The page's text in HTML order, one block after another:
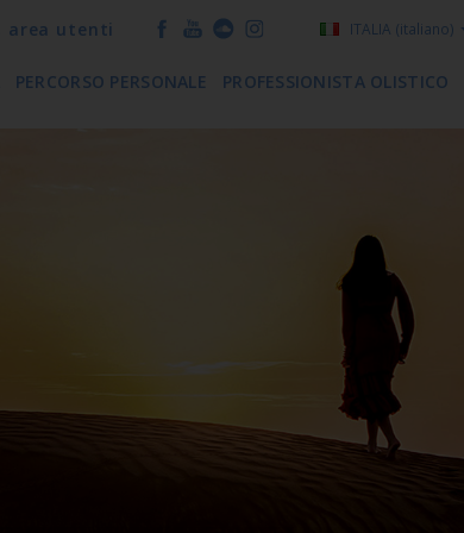
ITALIA (italiano)
area utenti
PERCORSO PERSONALE PROFESSIONISTA OLISTICO